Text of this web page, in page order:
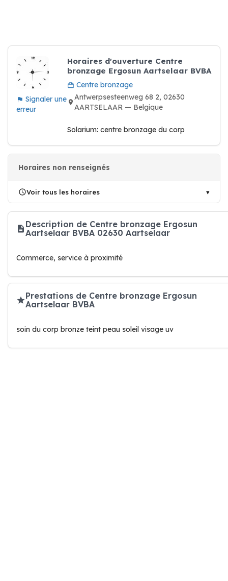
Signaler une
erreur
Horaires d'ouverture Centre
bronzage Ergosun Aartselaar BVBA
Centre bronzage
Antwerpsesteenweg 68 2, 02630
AARTSELAAR — Belgique
Solarium: centre bronzage du corp
Horaires non renseignés
Voir tous les horaires
Description de Centre bronzage Ergosun
Aartselaar BVBA 02630 Aartselaar
Commerce, service à proximité
Prestations de Centre bronzage Ergosun
Aartselaar BVBA
soin du corp bronze teint peau soleil visage uv